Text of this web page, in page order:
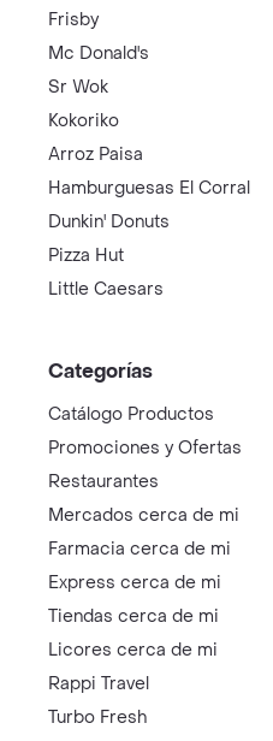
Frisby
Mc Donald's
Sr Wok
Kokoriko
Arroz Paisa
Hamburguesas El Corral
Dunkin' Donuts
Pizza Hut
Little Caesars
Categorías
Catálogo Productos
Promociones y Ofertas
Restaurantes
Mercados cerca de mi
Farmacia cerca de mi
Express cerca de mi
Tiendas cerca de mi
Licores cerca de mi
Rappi Travel
Turbo Fresh